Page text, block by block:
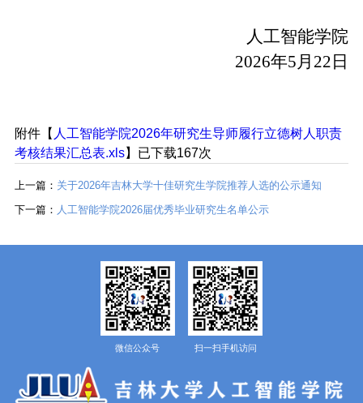
人工智能学院
2026年5月22日
附件【 人工智能学院2026年研究生导师履行立德树人职责
考核结果汇总表.xls】已下载167次
上一篇： 关于2026年吉林大学十佳研究生学院推荐人选的公示通知
下一篇： 人工智能学院2026届优秀毕业研究生名单公示
微信公众号 扫一扫手机访问